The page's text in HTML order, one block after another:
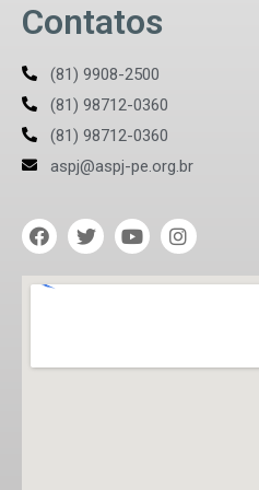
Contatos
(81) 9908-2500
(81) 98712-0360
(81) 98712-0360
aspj@aspj-pe.org.br